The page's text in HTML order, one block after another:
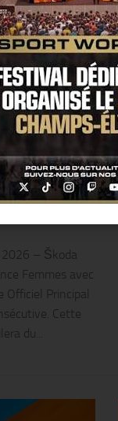
/PEOPLE/
le
»
pour
– Škoda
Femmes avec
Principal
Cette
du...